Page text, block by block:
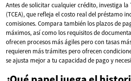
Antes de solicitar cualquier crédito, investiga la
(TCEA), que refleja el costo real del préstamo
comisiones. Compara también los plazos de
máximos, así como los requisitos de
ofrecen procesos más ágiles pero con tasas
requieren más trámites pero ofrecen
se ajusta mejor a tu capacidad de pago y